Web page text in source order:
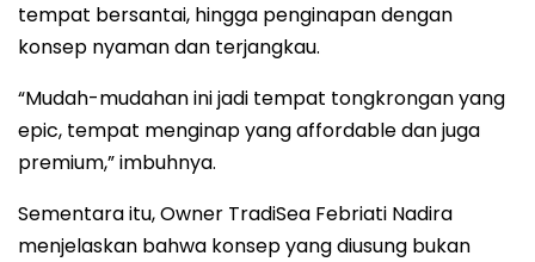
tempat bersantai, hingga penginapan dengan
konsep nyaman dan terjangkau.
“Mudah-mudahan ini jadi tempat tongkrongan yang
epic, tempat menginap yang affordable dan juga
premium,” imbuhnya.
Sementara itu, Owner TradiSea Febriati Nadira
menjelaskan bahwa konsep yang diusung bukan